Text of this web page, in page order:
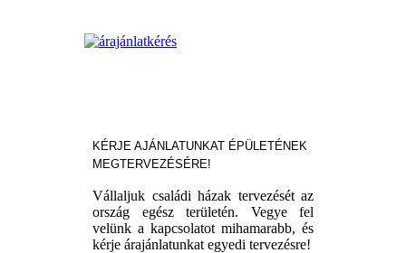
KÉRJE AJÁNLATUNKAT ÉPÜLETÉNEK
MEGTERVEZÉSÉRE!
Vállaljuk családi házak tervezését az
ország egész területén. Vegye fel
velünk a kapcsolatot mihamarabb, és
kérje árajánlatunkat egyedi tervezésre!